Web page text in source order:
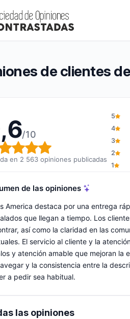
global: 9,6 de 10
9,6/10(2 563 opiniones)
de clientes
/10
global: 9,6
en 2 563 opiniones publicadas
5
4
3
2
1
de las opiniones
America destaca por una entrega
que llegan a tiempo. Los
así como la claridad en las
El servicio al cliente y la
y atención amable que mejoran la
y la consistencia entre la
a pedir sea habitual.
las opiniones